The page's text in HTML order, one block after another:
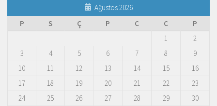
Ağustos 2026
P
S Ç P C C
P
1
2
3
4 5 6 7 8
9
10
11 12 13 14 15
16
17
18 19 20 21 22
23
24
25 26 27 28 29
30